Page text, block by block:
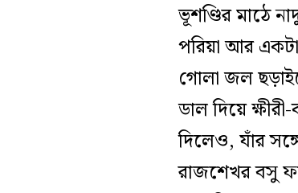
ভূশণ্ডির মাঠে
পরিয়া আর
গোলা জল
ডাল দিয়ে
দিলেও, যাঁর
রাজশেখর বসু